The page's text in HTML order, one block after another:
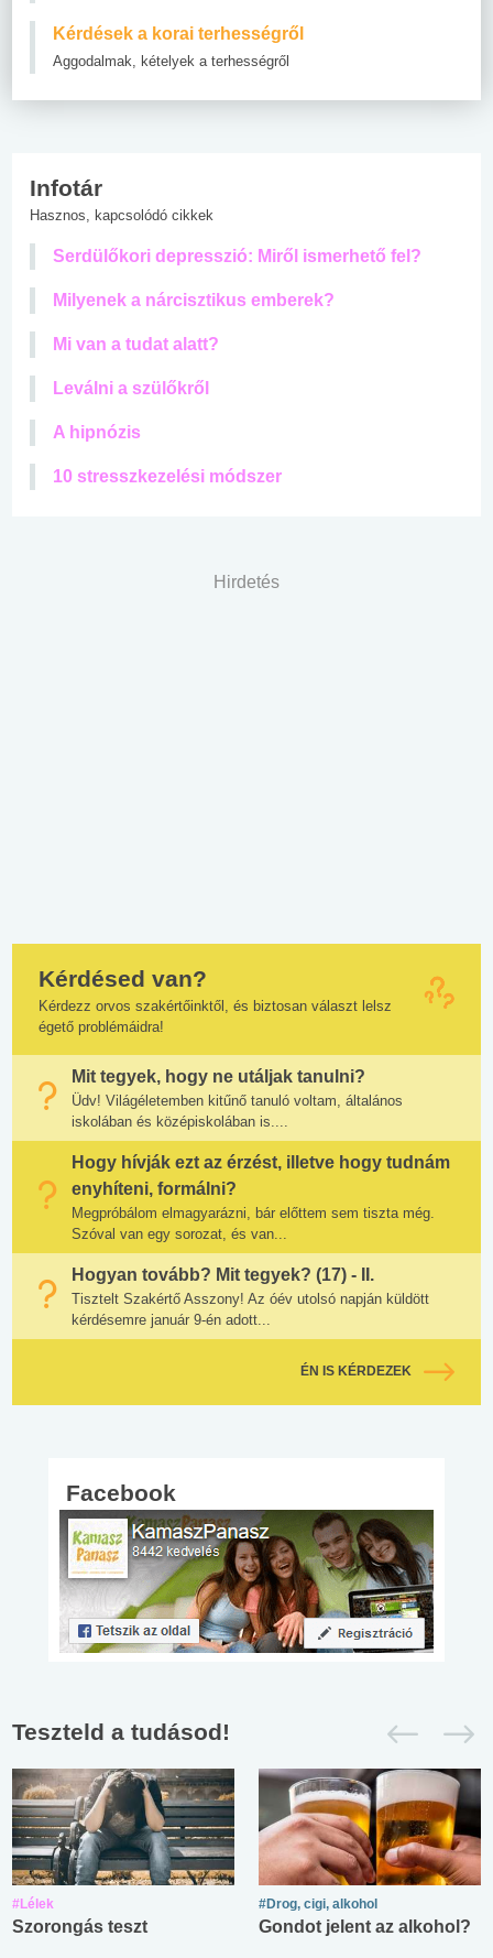
Kérdések a korai terhességről
Aggodalmak, kételyek a terhességről
Infotár
Hasznos, kapcsolódó cikkek
Serdülőkori depresszió: Miről ismerhető fel?
Milyenek a nárcisztikus emberek?
Mi van a tudat alatt?
Leválni a szülőkről
A hipnózis
10 stresszkezelési módszer
Hirdetés
Kérdésed van?
Kérdezz orvos szakértőinktől, és biztosan választ lelsz
égető problémáidra!
Mit tegyek, hogy ne utáljak tanulni?
Üdv! Világéletemben kitűnő tanuló voltam, általános
iskolában és középiskolában is....
Hogy hívják ezt az érzést, illetve hogy tudnám
enyhíteni, formálni?
Megpróbálom elmagyarázni, bár előttem sem tiszta még.
Szóval van egy sorozat, és van...
Hogyan tovább? Mit tegyek? (17) - II.
Tisztelt Szakértő Asszony! Az óév utolsó napján küldött
kérdésemre január 9-én adott...
ÉN IS KÉRDEZEK
Facebook
Teszteld a tudásod!
#Lélek
Szorongás teszt
#Drog, cigi, alkohol
Gondot jelent az alkohol?